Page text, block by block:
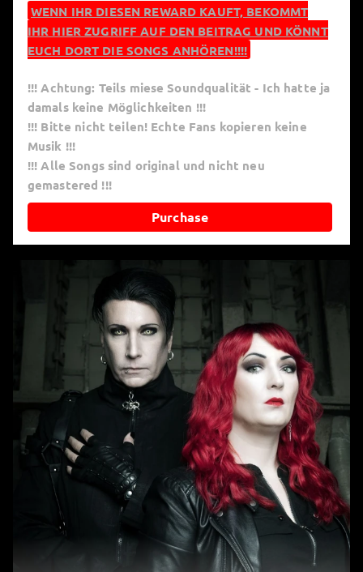
WENN IHR DIESEN REWARD KAUFT, BEKOMMT
IHR HIER ZUGRIFF AUF DEN BEITRAG UND KÖNNT
EUCH DORT DIE SONGS ANHÖREN!!!!
!!! Achtung: Teils miese Soundqualität - Ich hatte ja
damals keine Möglichkeiten !!!
!!! Bitte nicht teilen! Echte Fans kopieren keine
Musik !!!
!!! Alle Songs sind original und nicht neu
gemastered !!!
Purchase